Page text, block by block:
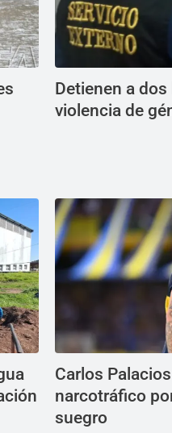
Detienen a
violencia de
Carlos
narcotráfico
suegro